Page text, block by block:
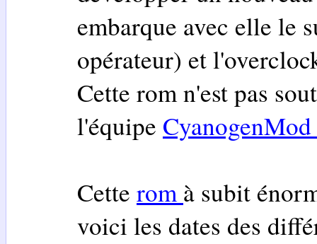
embarque avec elle le
opérateur) et
Cette rom n'est pas
l'équipe CyanogenMod
Cette romà subit
voici les dates des